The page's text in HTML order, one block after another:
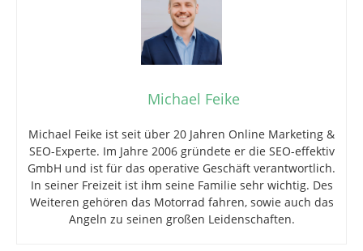
Michael Feike
Michael Feike ist seit über 20 Jahren Online Marketing &
SEO-Experte. Im Jahre 2006 gründete er die SEO-effektiv
GmbH und ist für das operative Geschäft verantwortlich.
In seiner Freizeit ist ihm seine Familie sehr wichtig. Des
Weiteren gehören das Motorrad fahren, sowie auch das
Angeln zu seinen großen Leidenschaften.